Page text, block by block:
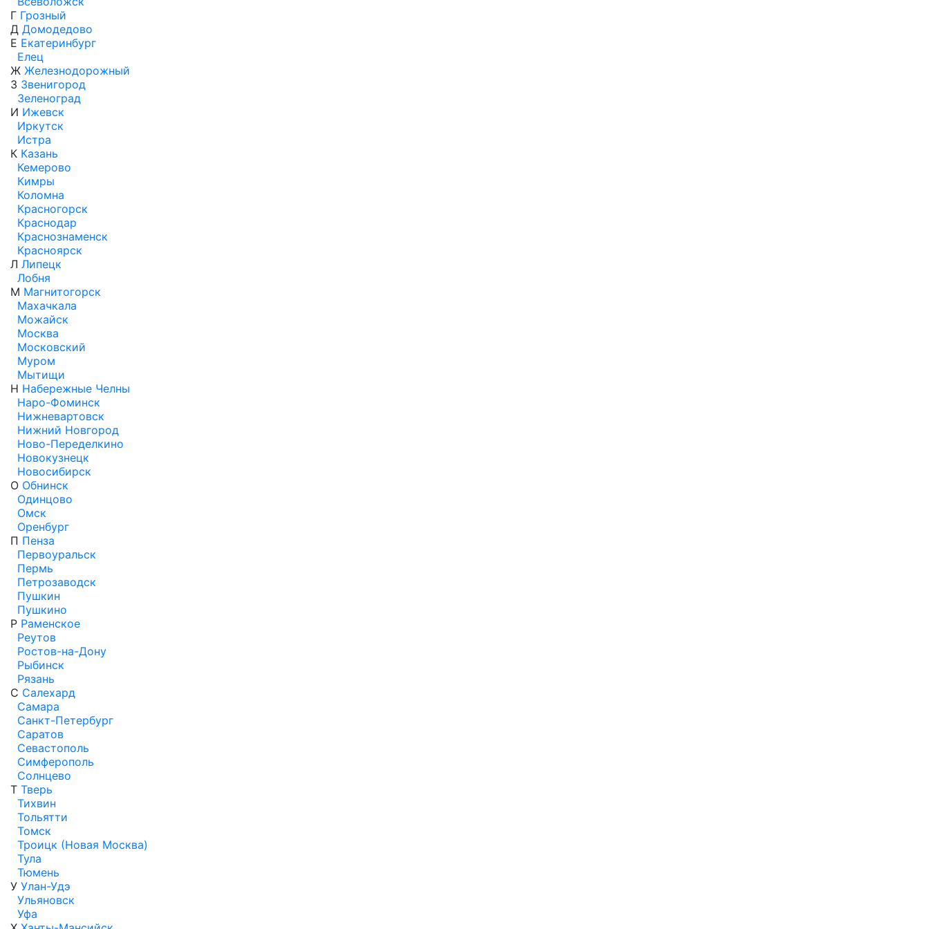
Г Грозный
Д Домодедово
Е Екатеринбург
Елец
Ж Железнодорожный
З Звенигород
Зеленоград
И Ижевск
Иркутск
Истра
К Казань
Кемерово
Кимры
Коломна
Красногорск
Краснодар
Краснознаменск
Красноярск
Л Липецк
Лобня
М Магнитогорск
Махачкала
Можайск
Москва
Московский
Муром
Мытищи
Н Набережные Челны
Наро-Фоминск
Нижневартовск
Нижний Новгород
Ново-Переделкино
Новокузнецк
Новосибирск
О Обнинск
Одинцово
Омск
Оренбург
П Пенза
Первоуральск
Пермь
Петрозаводск
Пушкин
Пушкино
Р Раменское
Реутов
Ростов-на-Дону
Рыбинск
Рязань
С Салехард
Самара
Санкт-Петербург
Саратов
Севастополь
Симферополь
Солнцево
Т Тверь
Тихвин
Тольятти
Томск
Троицк (Новая Москва)
Тула
Тюмень
У Улан-Удэ
Ульяновск
Уфа